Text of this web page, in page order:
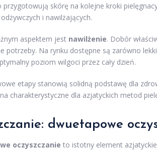
przygotowują skórę na kolejne kroki
i nawilżających.
aspektem jest nawilżenie. Dobór
potrzeby. Na rynku dostępne są zarówno
poziom wilgoci przez cały dzień.
etapy stanowią solidną podstawę dla
charakterystyczne dla azjatyckich metod
dwuetapowe
oczyszczanie to istotny element